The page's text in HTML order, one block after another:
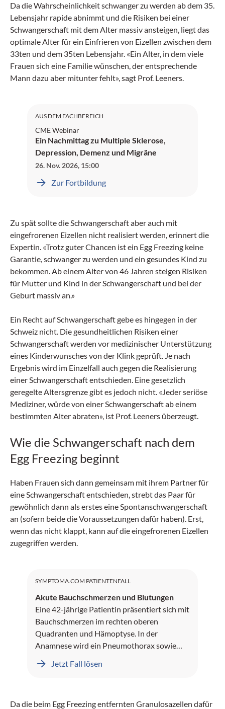
Da die Wahrscheinlichkeit schwanger zu werden ab dem 35.
Lebensjahr rapide abnimmt und die Risiken bei einer
Schwangerschaft mit dem Alter massiv ansteigen, liegt das
optimale Alter für ein Einfrieren von Eizellen zwischen dem
33ten und dem 35ten Lebensjahr. «Ein Alter, in dem viele
Frauen sich eine Familie wünschen, der entsprechende
Mann dazu aber mitunter fehlt», sagt Prof. Leeners.
AUS DEM FACHBEREICH
CME Webinar
Ein Nachmittag zu Multiple Sklerose,
Depression, Demenz und Migräne
26. Nov. 2026, 15:00
Zur Fortbildung
Zu spät sollte die Schwangerschaft aber auch mit
eingefrorenen Eizellen nicht realisiert werden, erinnert die
Expertin. «Trotz guter Chancen ist ein Egg Freezing keine
Garantie, schwanger zu werden und ein gesundes Kind zu
bekommen. Ab einem Alter von 46 Jahren steigen Risiken
für Mutter und Kind in der Schwangerschaft und bei der
Geburt massiv an.»
Ein Recht auf Schwangerschaft gebe es hingegen in der
Schweiz nicht. Die gesundheitlichen Risiken einer
Schwangerschaft werden vor medizinischer Unterstützung
eines Kinderwunsches von der Klink geprüft. Je nach
Ergebnis wird im Einzelfall auch gegen die Realisierung
einer Schwangerschaft entschieden. Eine gesetzlich
geregelte Altersgrenze gibt es jedoch nicht. «Jeder seriöse
Mediziner, würde von einer Schwangerschaft ab einem
bestimmten Alter abraten», ist Prof. Leeners überzeugt.
Wie die Schwangerschaft nach dem
Egg Freezing beginnt
Haben Frauen sich dann gemeinsam mit ihrem Partner für
eine Schwangerschaft entschieden, strebt das Paar für
gewöhnlich dann als erstes eine Spontanschwangerschaft
an (sofern beide die Voraussetzungen dafür haben). Erst,
wenn das nicht klappt, kann auf die eingefrorenen Eizellen
zugegriffen werden.
SYMPTOMA.COM PATIENTENFALL
Akute Bauchschmerzen und Blutungen
Eine 42-jährige Patientin präsentiert sich mit
Bauchschmerzen im rechten oberen
Quadranten und Hämoptyse. In der
Anamnese wird ein Pneumothorax sowie
Jetzt Fall lösen
Da die beim Egg Freezing entfernten Granulosazellen dafür